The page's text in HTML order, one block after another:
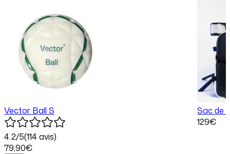
Vector Ball S
4.2/5(114avis)
79,90€
Sac de
129€